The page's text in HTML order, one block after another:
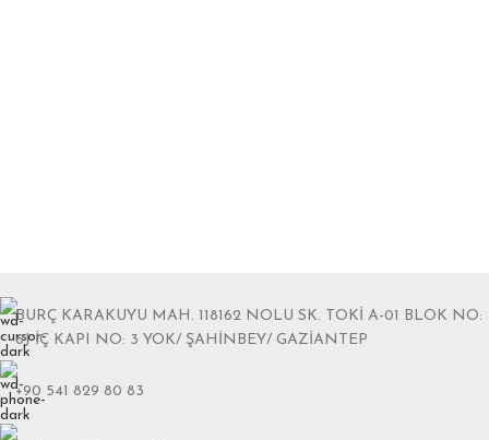
BURÇ KARAKUYU MAH. 118162 NOLU SK. TOKİ A-01 BLOK NO:
6J İÇ KAPI NO: 3 YOK/ ŞAHİNBEY/ GAZİANTEP
+90 541 829 80 83